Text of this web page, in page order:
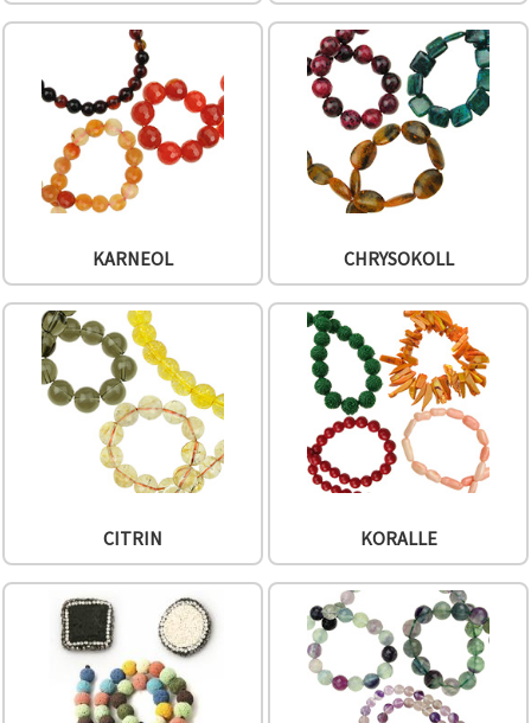
können Sie
jederzeit
widerrufen.
Impressum
Datenschutzerklärung
Richtlinie
Alle
akzeptieren
Cookie-
Einstellungen
KARNEOL CHRYSOKOLL
CITRIN KORALLE